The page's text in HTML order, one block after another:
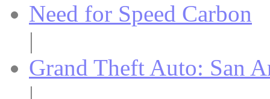
Need for Speed Carbon
|
Grand Theft Auto: San